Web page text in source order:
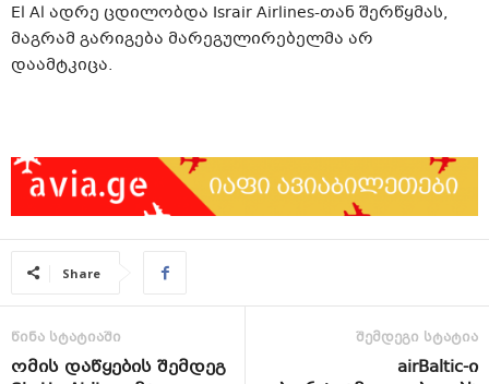
El Al ადრე ცდილობდა Israir Airlines-თან შერწყმას,
მაგრამ გარიგება მარეგულირებელმა არ
დაამტკიცა.
Share
წინა სტატიაში
ომის დაწყების შემდეგ
შემდეგი სტატია
airBaltic-ი